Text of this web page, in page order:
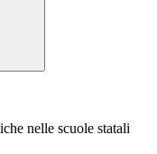
nelle scuole statali